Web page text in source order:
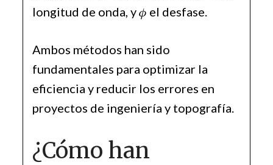
longitud de onda, y 𝜙 el desfase.
Ambos métodos han sido
fundamentales para optimizar la
eficiencia y reducir los errores en
proyectos de ingeniería y topografía.
¿Cómo han